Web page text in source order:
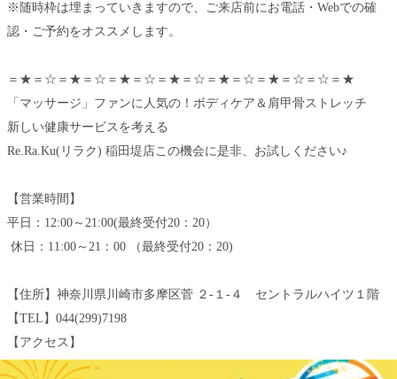
※随時枠は埋まっていきますので、ご来店前にお電話・Webでの確
認・ご予約をオススメします。
＝★＝☆＝★＝☆＝★＝☆＝★＝☆＝★＝☆＝★＝☆＝☆＝★
「マッサージ」ファンに人気の！ボディケア＆肩甲骨ストレッチ
新しい健康サービスを考える
Re.Ra.Ku(リラク) 稲田堤店この機会に是非、お試しください♪
【営業時間】
平日：12:00～21:00(最終受付20：20）
休日：11:00～21：00 （最終受付20：20)
【住所】神奈川県川崎市多摩区菅 ２-１‐４ セントラルハイツ１階
【TEL】044(299)7198
【アクセス】
JR⇔京王線の乗り換え途中にあります。JR南武線「稲田堤」駅より